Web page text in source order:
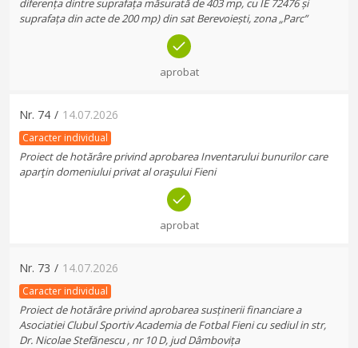
diferența dintre suprafața măsurată de 403 mp, cu IE 72476 și
suprafața din acte de 200 mp) din sat Berevoiești, zona „Parc”
aprobat
Nr. 74 / 14.07.2026
Caracter individual
Proiect de hotărâre privind aprobarea Inventarului bunurilor care
aparţin domeniului privat al oraşului Fieni
aprobat
Nr. 73 / 14.07.2026
Caracter individual
Proiect de hotărâre privind aprobarea susținerii financiare a
Asociatiei Clubul Sportiv Academia de Fotbal Fieni cu sediul in str,
Dr. Nicolae Stefănescu , nr 10 D, jud Dâmbovița